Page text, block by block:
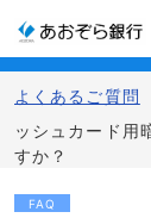
よくあるご質問
ッシュカード用
すか？
FAQ